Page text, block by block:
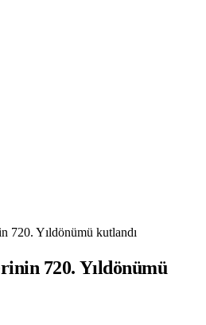
720. Yıldönümü kutlandı
720. Yıldönümü